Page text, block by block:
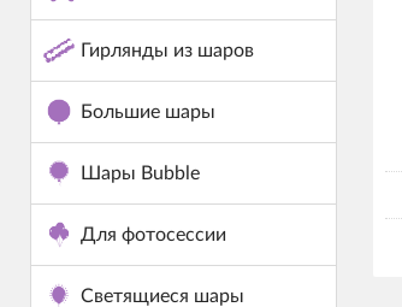
Гирлянды из шаров
Большие шары
Шары Bubble
Для фотосессии
Светящиеся шары